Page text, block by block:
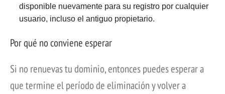
disponible nuevamente para su registro por cualquier
usuario, incluso el antiguo propietario.
Por qué no conviene esperar
Si no renuevas tu dominio, entonces puedes esperar a
que termine el período de eliminación y volver a